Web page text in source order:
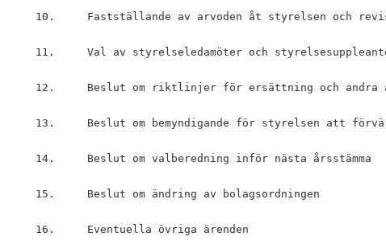
10.	Fastställande av arvoden åt styrelsen och
11.	Val av styrelseledamöter och
12.	Beslut om riktlinjer för ersättning och
13.	Beslut om bemyndigande för styrelsen att
14.	Beslut om valberedning inför nästa årsstämma
15.	Beslut om ändring av bolags­ordningen
16.	Eventuella övriga ärenden